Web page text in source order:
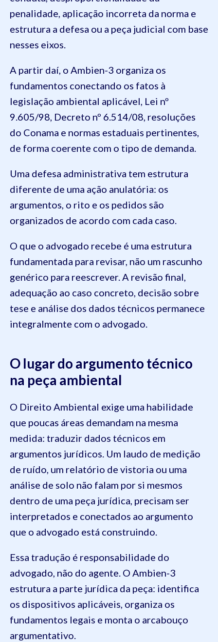
penalidade, aplicação incorreta da norma e
estrutura a defesa ou a peça judicial com base
nesses eixos.
A partir daí, o Ambien-3 organiza os
fundamentos conectando os fatos à
legislação ambiental aplicável, Lei nº
9.605/98, Decreto nº 6.514/08, resoluções
do Conama e normas estaduais pertinentes,
de forma coerente com o tipo de demanda.
Uma defesa administrativa tem estrutura
diferente de uma ação anulatória: os
argumentos, o rito e os pedidos são
organizados de acordo com cada caso.
O que o advogado recebe é uma estrutura
fundamentada para revisar, não um rascunho
genérico para reescrever. A revisão final,
adequação ao caso concreto, decisão sobre
tese e análise dos dados técnicos permanece
integralmente com o advogado.
O lugar do argumento técnico
na peça ambiental
O Direito Ambiental exige uma habilidade
que poucas áreas demandam na mesma
medida: traduzir dados técnicos em
argumentos jurídicos. Um laudo de medição
de ruído, um relatório de vistoria ou uma
análise de solo não falam por si mesmos
dentro de uma peça jurídica, precisam ser
interpretados e conectados ao argumento
que o advogado está construindo.
Essa tradução é responsabilidade do
advogado, não do agente. O Ambien-3
estrutura a parte jurídica da peça: identifica
os dispositivos aplicáveis, organiza os
fundamentos legais e monta o arcabouço
argumentativo.